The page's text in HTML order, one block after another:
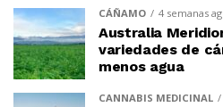
CÁÑAMO 4 semanas
Australia
variedades de
menos agua
CANNABIS MEDICINAL